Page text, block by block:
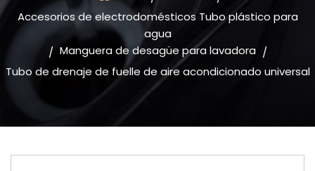
Accesorios de electrodomésticos Tubo plástico para
agua
/ Manguera de desagüe para lavadora /
Tubo de drenaje de fuelle de aire acondicionado universal